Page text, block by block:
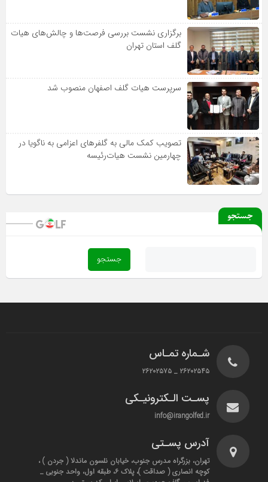
برگزاری نشست بررسی فرصت‌ها و چالش‌های هیات
گلف استان تهران
سرپرست هیات گلف اصفهان منصوب شد
تصویب کمک مالی به گلفرهای اعزامی به ناگویا در
چهارمین نشست هیات‌رئیسه
جستجو
شـماره تمـاس
۲۶۲۰۲۵۴۵ _ ۲۶۲۰۲۵۷۵
پسـت الـکترونیـکی
info@irangolfed.ir
آدرس پسـتی
تهران، بزرگراه مدرس جنوب، خیابان نلسون ماندلا ( جردن ) ،
کوچه انصاری ( صداقت )، پلاک ۶، طبقه اول، واحد جنوبی _